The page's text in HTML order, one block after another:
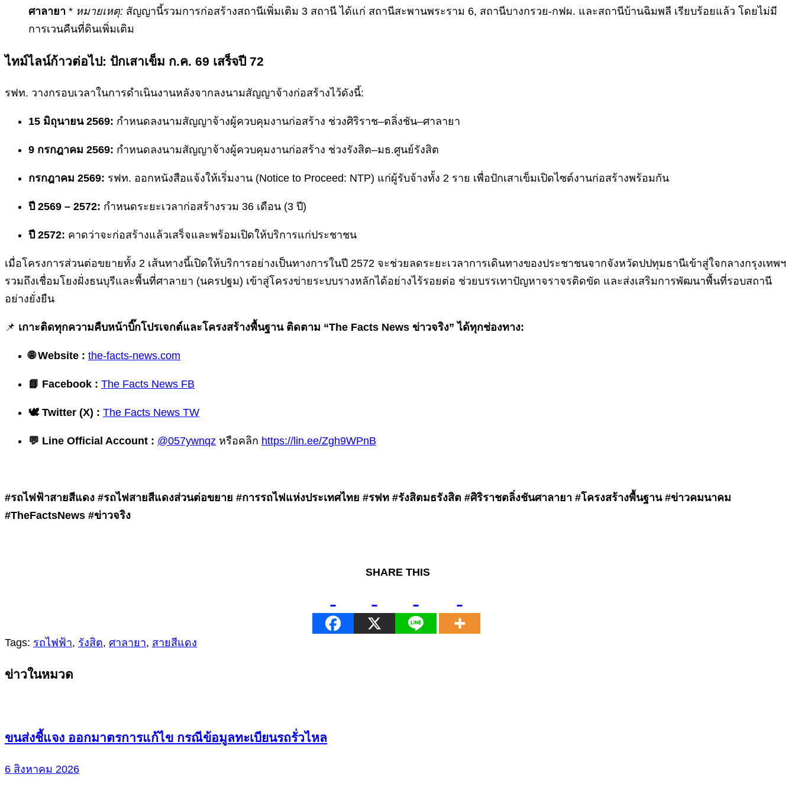
ศาลายา * หมายเหตุ: สัญญานี้รวมการก่อสร้างสถานีเพิ่มเติม 3 สถานี ได้แก่ สถานีสะพานพระราม 6, สถานีบางกรวย-กฟผ. และสถานีบ้านฉิมพลี เรียบร้อยแล้ว โดยไม่มี
การเวนคืนที่ดินเพิ่มเติม
ไทม์ไลน์ก้าวต่อไป: ปักเสาเข็ม ก.ค. 69 เสร็จปี 72
รฟท. วางกรอบเวลาในการดำเนินงานหลังจากลงนามสัญญาจ้างก่อสร้างไว้ดังนี้:
15 มิถุนายน 2569: กำหนดลงนามสัญญาจ้างผู้ควบคุมงานก่อสร้าง ช่วงศิริราช–ตลิ่งชัน–ศาลายา
9 กรกฎาคม 2569: กำหนดลงนามสัญญาจ้างผู้ควบคุมงานก่อสร้าง ช่วงรังสิต–มธ.ศูนย์รังสิต
กรกฎาคม 2569: รฟท. ออกหนังสือแจ้งให้เริ่มงาน (Notice to Proceed: NTP) แก่ผู้รับจ้างทั้ง 2 ราย เพื่อปักเสาเข็มเปิดไซต์งานก่อสร้างพร้อมกัน
ปี 2569 – 2572: กำหนดระยะเวลาก่อสร้างรวม 36 เดือน (3 ปี)
ปี 2572: คาดว่าจะก่อสร้างแล้วเสร็จและพร้อมเปิดให้บริการแก่ประชาชน
เมื่อโครงการส่วนต่อขยายทั้ง 2 เส้นทางนี้เปิดให้บริการอย่างเป็นทางการในปี 2572 จะช่วยลดระยะเวลาการเดินทางของประชาชนจากจังหวัดปปทุมธานีเข้าสู่ใจกลางกรุงเทพฯ
รวมถึงเชื่อมโยงฝั่งธนบุรีและพื้นที่ศาลายา (นครปฐม) เข้าสู่โครงข่ายระบบรางหลักได้อย่างไร้รอยต่อ ช่วยบรรเทาปัญหาจราจรติดขัด และส่งเสริมการพัฒนาพื้นที่รอบสถานี
อย่างยั่งยืน
📌 เกาะติดทุกความคืบหน้าบิ๊กโปรเจกต์และโครงสร้างพื้นฐาน ติดตาม “The Facts News ข่าวจริง” ได้ทุกช่องทาง:
🌐 Website : the-facts-news.com
📘 Facebook : The Facts News FB
🕊️ Twitter (X) : The Facts News TW
💬 Line Official Account : @057ywnqz หรือคลิก https://lin.ee/Zgh9WPnB
#รถไฟฟ้าสายสีแดง #รถไฟสายสีแดงส่วนต่อขยาย #การรถไฟแห่งประเทศไทย #รฟท #รังสิตมธรังสิต #ศิริราชตลิ่งชันศาลายา #โครงสร้างพื้นฐาน #ข่าวคมนาคม
#TheFactsNews #ข่าวจริง
SHARE THIS
Tags: รถไฟฟ้า, รังสิต, ศาลายา, สายสีแดง
Continue
ข่าวในหมวด
ขนส่งชี้แจง ออกมาตรการแก้ไข กรณีข้อมูลทะเบียนรถรั่วไหล
6 สิงหาคม 2026